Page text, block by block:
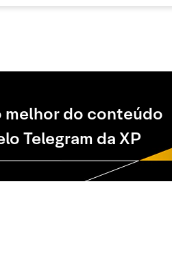
melhor do conteúdo
Telegram da XP